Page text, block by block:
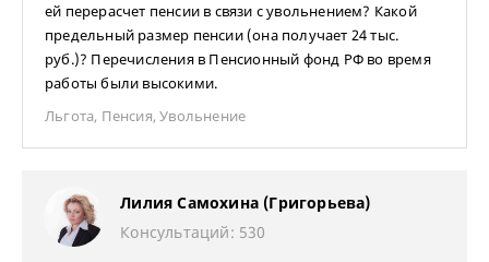
ей перерасчет пенсии в связи с увольнением? Какой
предельный размер пенсии (она получает 24 тыс.
руб.)? Перечисления в Пенсионный фонд РФ во время
работы были высокими.
Льгота, Пенсия,Увольнение
Лилия Самохина (Григорьева)
Консультаций: 530